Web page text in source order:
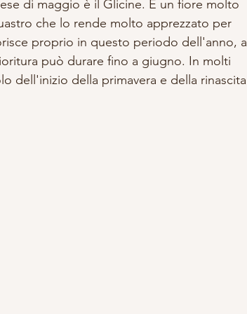
di maggio è il Glicine. È un fiore molto
che lo rende molto apprezzato per
proprio in questo periodo dell'anno, a
può durare fino a giugno. In molti
dell'inizio della primavera e della rinascita